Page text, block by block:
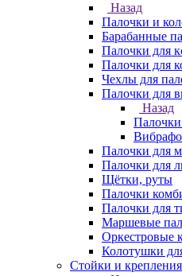
Назад
Палочки и
Барабанные
Палочки для
Палочки для
Чехлы для
Палочки для
Назад
Палочки для
Палочки для
Щётки, руты
Палочки
Палочки для
Маршевые
Оркестровые
Колотушки
Стойки и крепления